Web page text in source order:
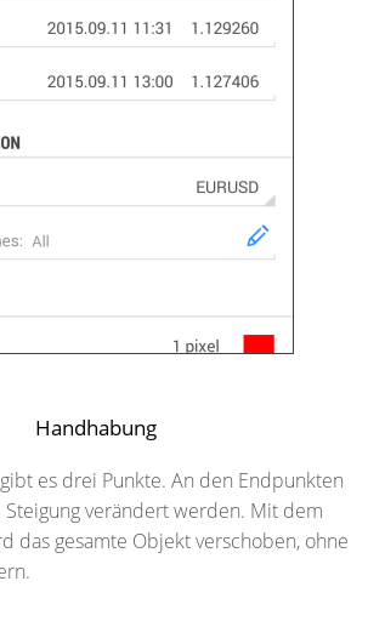
Handhabung
es drei Punkte. An den Endpunkten
verändert werden. Mit dem
das gesamte Objekt verschoben, ohne